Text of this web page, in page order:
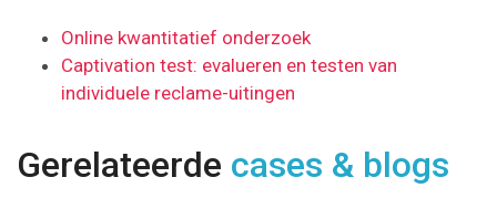
Online kwantitatief onderzoek
Captivation test: evalueren en testen van
individuele reclame-uitingen
Gerelateerde cases & blogs